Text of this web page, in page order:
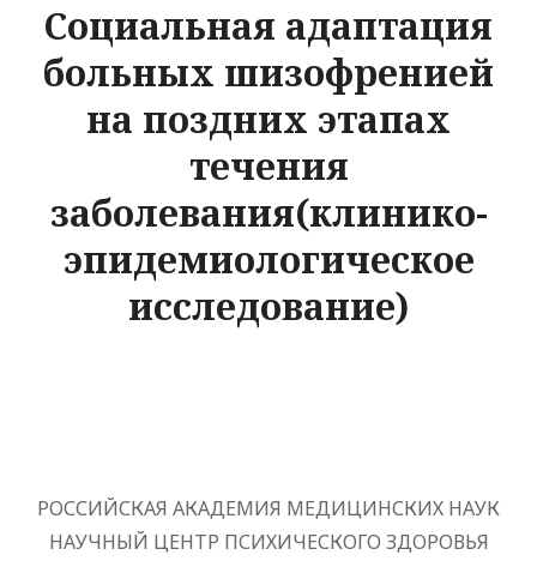
Социальная адаптация
больных шизофренией
на поздних этапах
течения
заболевания(клинико-
эпидемиологическое
исследование)
РОССИЙСКАЯ АКАДЕМИЯ МЕДИЦИНСКИХ НАУК
НАУЧНЫЙ ЦЕНТР ПСИХИЧЕСКОГО ЗДОРОВЬЯ